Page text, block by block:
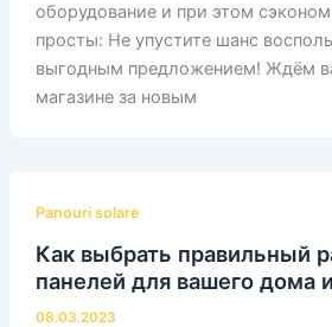
оборудование и при этом
просты: Не упустите шанс
выгодным предложением! Ждём
магазине за новым
Panouri solare
Как выбрать правильный
панелей для вашего дома
08.03.2023